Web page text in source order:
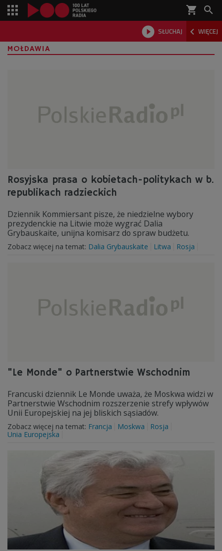
shopping_cart 
 SŁUCHAJ  WIĘCEJ

MOŁDAWIA
Rosyjska prasa o kobietach-politykach w b.
republikach radzieckich
Dziennik Kommiersant pisze, że niedzielne wybory
prezydenckie na Litwie może wygrać Dalia
Grybauskaite, unijna komisarz do spraw budżetu.
Zobacz więcej na temat: Dalia Grybauskaite Litwa Rosja
"Le Monde" o Partnerstwie Wschodnim
Francuski dziennik Le Monde uważa, że Moskwa widzi w
Partnerstwie Wschodnim rozszerzenie strefy wpływów
Unii Europejskiej na jej bliskich sąsiadów.
Zobacz więcej na temat: Francja Moskwa
Rosja
Unia Europejska